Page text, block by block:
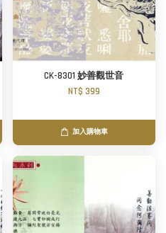
CK-8301 妙善觀世音
NT$ 399
加入購物車